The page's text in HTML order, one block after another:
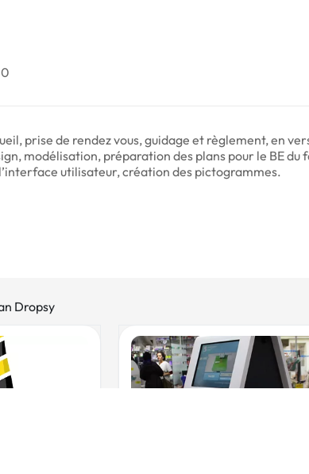
0
prise de rendez vous, guidage et règlement, en
modélisation, préparation des plans pour le BE
utilisateur, création des pictogrammes.
Dropsy